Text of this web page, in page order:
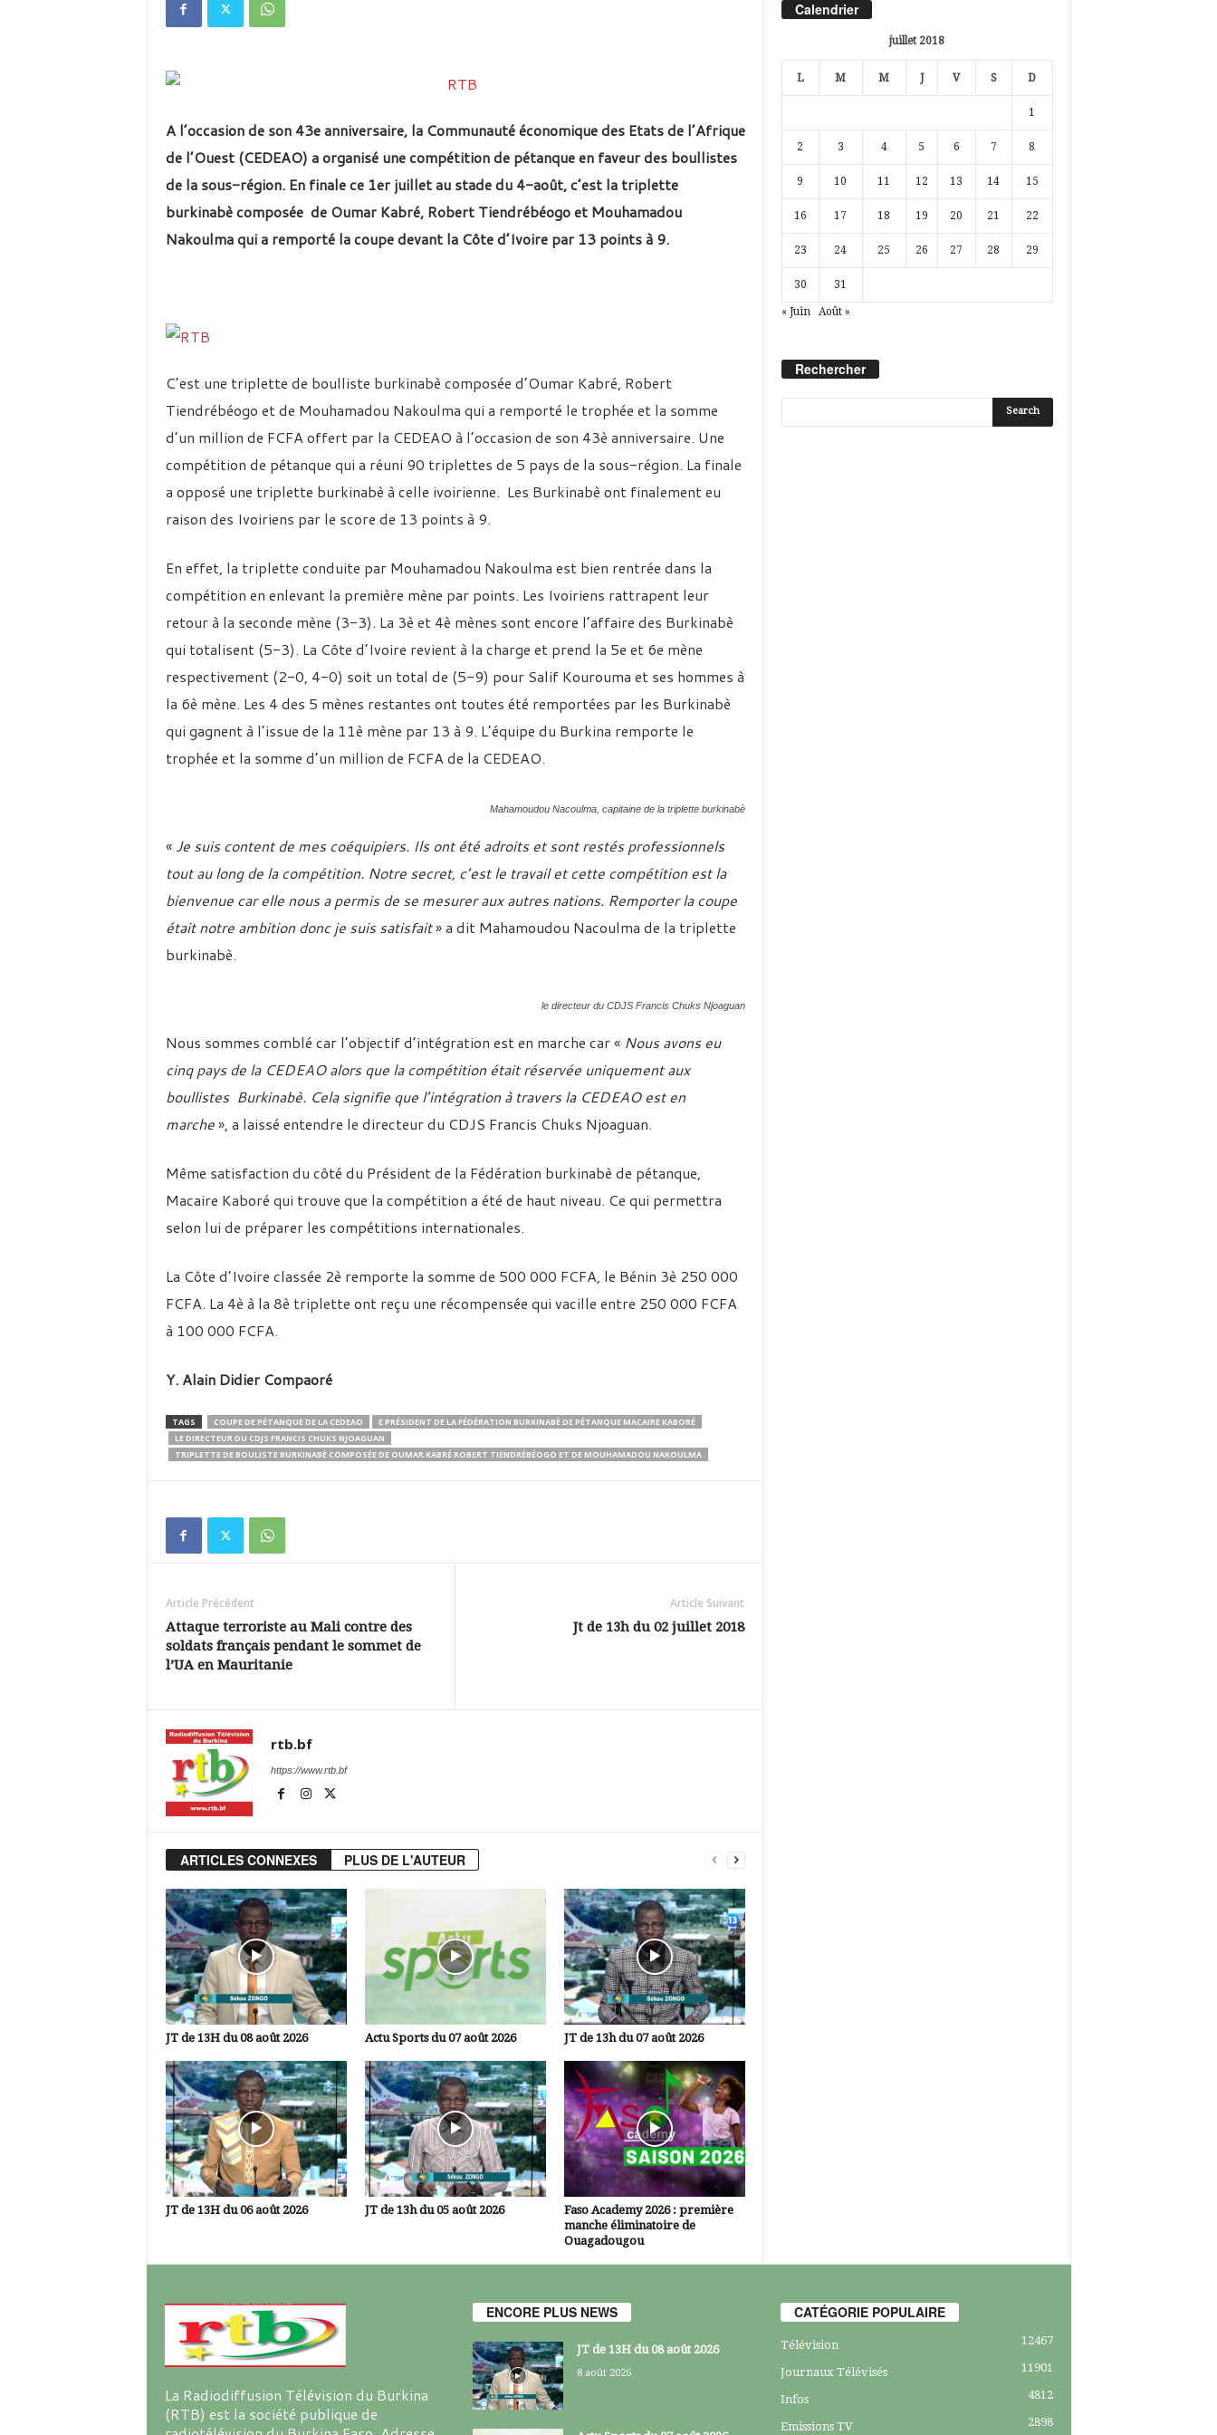
A l’occasion de son 43e anniversaire, la Communauté économique des Etats de l’Afrique
de l’Ouest (CEDEAO) a organisé une compétition de pétanque en faveur des boullistes
de la sous-région. En finale ce 1er juillet au stade du 4-août, c’est la triplette
burkinabè composée de Oumar Kabré, Robert Tiendrébéogo et Mouhamadou
Nakoulma qui a remporté la coupe devant la Côte d’Ivoire par 13 points à 9.
C’est une triplette de boulliste burkinabè composée d’Oumar Kabré, Robert
Tiendrébéogo et de Mouhamadou Nakoulma qui a remporté le trophée et la somme
d’un million de FCFA offert par la CEDEAO à l’occasion de son 43è anniversaire. Une
compétition de pétanque qui a réuni 90 triplettes de 5 pays de la sous-région. La finale
a opposé une triplette burkinabè à celle ivoirienne. Les Burkinabè ont finalement eu
raison des Ivoiriens par le score de 13 points à 9.
En effet, la triplette conduite par Mouhamadou Nakoulma est bien rentrée dans la
compétition en enlevant la première mène par points. Les Ivoiriens rattrapent leur
retour à la seconde mène (3-3). La 3è et 4è mènes sont encore l’affaire des Burkinabè
qui totalisent (5-3). La Côte d’Ivoire revient à la charge et prend la 5e et 6e mène
respectivement (2-0, 4-0) soit un total de (5-9) pour Salif Kourouma et ses hommes à
la 6è mène. Les 4 des 5 mènes restantes ont toutes été remportées par les Burkinabè
qui gagnent à l’issue de la 11è mène par 13 à 9. L’équipe du Burkina remporte le
trophée et la somme d’un million de FCFA de la CEDEAO.
Mahamoudou Nacoulma, capitaine de la triplette burkinabè
« Je suis content de mes coéquipiers. Ils ont été adroits et sont restés professionnels
tout au long de la compétition. Notre secret, c’est le travail et cette compétition est la
bienvenue car elle nous a permis de se mesurer aux autres nations. Remporter la coupe
était notre ambition donc je suis satisfait» a dit Mahamoudou Nacoulma de la triplette
burkinabè.
le directeur du CDJS Francis Chuks Njoaguan
Nous sommes comblé car l’objectif d’intégration est en marche car « Nous avons eu
cinq pays de la CEDEAO alors que la compétition était réservée uniquement aux
boullistes Burkinabè. Cela signifie que l’intégration à travers la CEDEAO est en
marche», a laissé entendre le directeur du CDJS Francis Chuks Njoaguan.
Même satisfaction du côté du Président de la Fédération burkinabè de pétanque,
Macaire Kaboré qui trouve que la compétition a été de haut niveau. Ce qui permettra
selon lui de préparer les compétitions internationales.
La Côte d’Ivoire classée 2è remporte la somme de 500 000 FCFA, le Bénin 3è 250 000
FCFA. La 4è à la 8è triplette ont reçu une récompensée qui vacille entre 250 000 FCFA
à 100 000 FCFA.
Y. Alain Didier Compaoré
TAGS COUPE DE PÉTANQUE DE LA CEDEAO
E PRÉSIDENT DE LA FÉDÉRATION BURKINABÈ DE PÉTANQUE MACAIRE KABORÉ
LE DIRECTEUR DU CDJS FRANCIS CHUKS NJOAGUAN
TRIPLETTE DE BOULISTE BURKINABÈ COMPOSÉE DE OUMAR KABRÉ ROBERT TIENDRÉBÉOGO ET DE MOUHAMADOU NAKOULMA
Article Précédent
Attaque terroriste au Mali contre des
soldats français pendant le sommet de
l’UA en Mauritanie
Article Suivant
Jt de 13h du 02 juillet 2018
rtb.bf
https://www.rtb.bf
ARTICLES CONNEXES PLUS DE L'AUTEUR
JT de 13H du 08 août 2026 Actu Sports du 07 août 2026 JT de 13h du 07 août 2026
JT de 13H du 06 août 2026 JT de 13h du 05 août 2026
Faso Academy 2026 : première
manche éliminatoire de
Ouagadougou
Calendrier
juillet 2018
L M M J V S D
1
2 3 4 5 6 7 8
9 10 11 12 13 14 15
16 17 18 19 20 21 22
23 24 25 26 27 28 29
30 31
« Juin Août »
Rechercher
La Radiodiffusion Télévision du Burkina
(RTB) est la société publique de
ENCORE PLUS NEWS
JT de 13H du 08 août 2026
8 août 2026
CATÉGORIE POPULAIRE
Télévision 12467
Journaux Télévisés 11901
Infos 4812
Emissions TV 2898